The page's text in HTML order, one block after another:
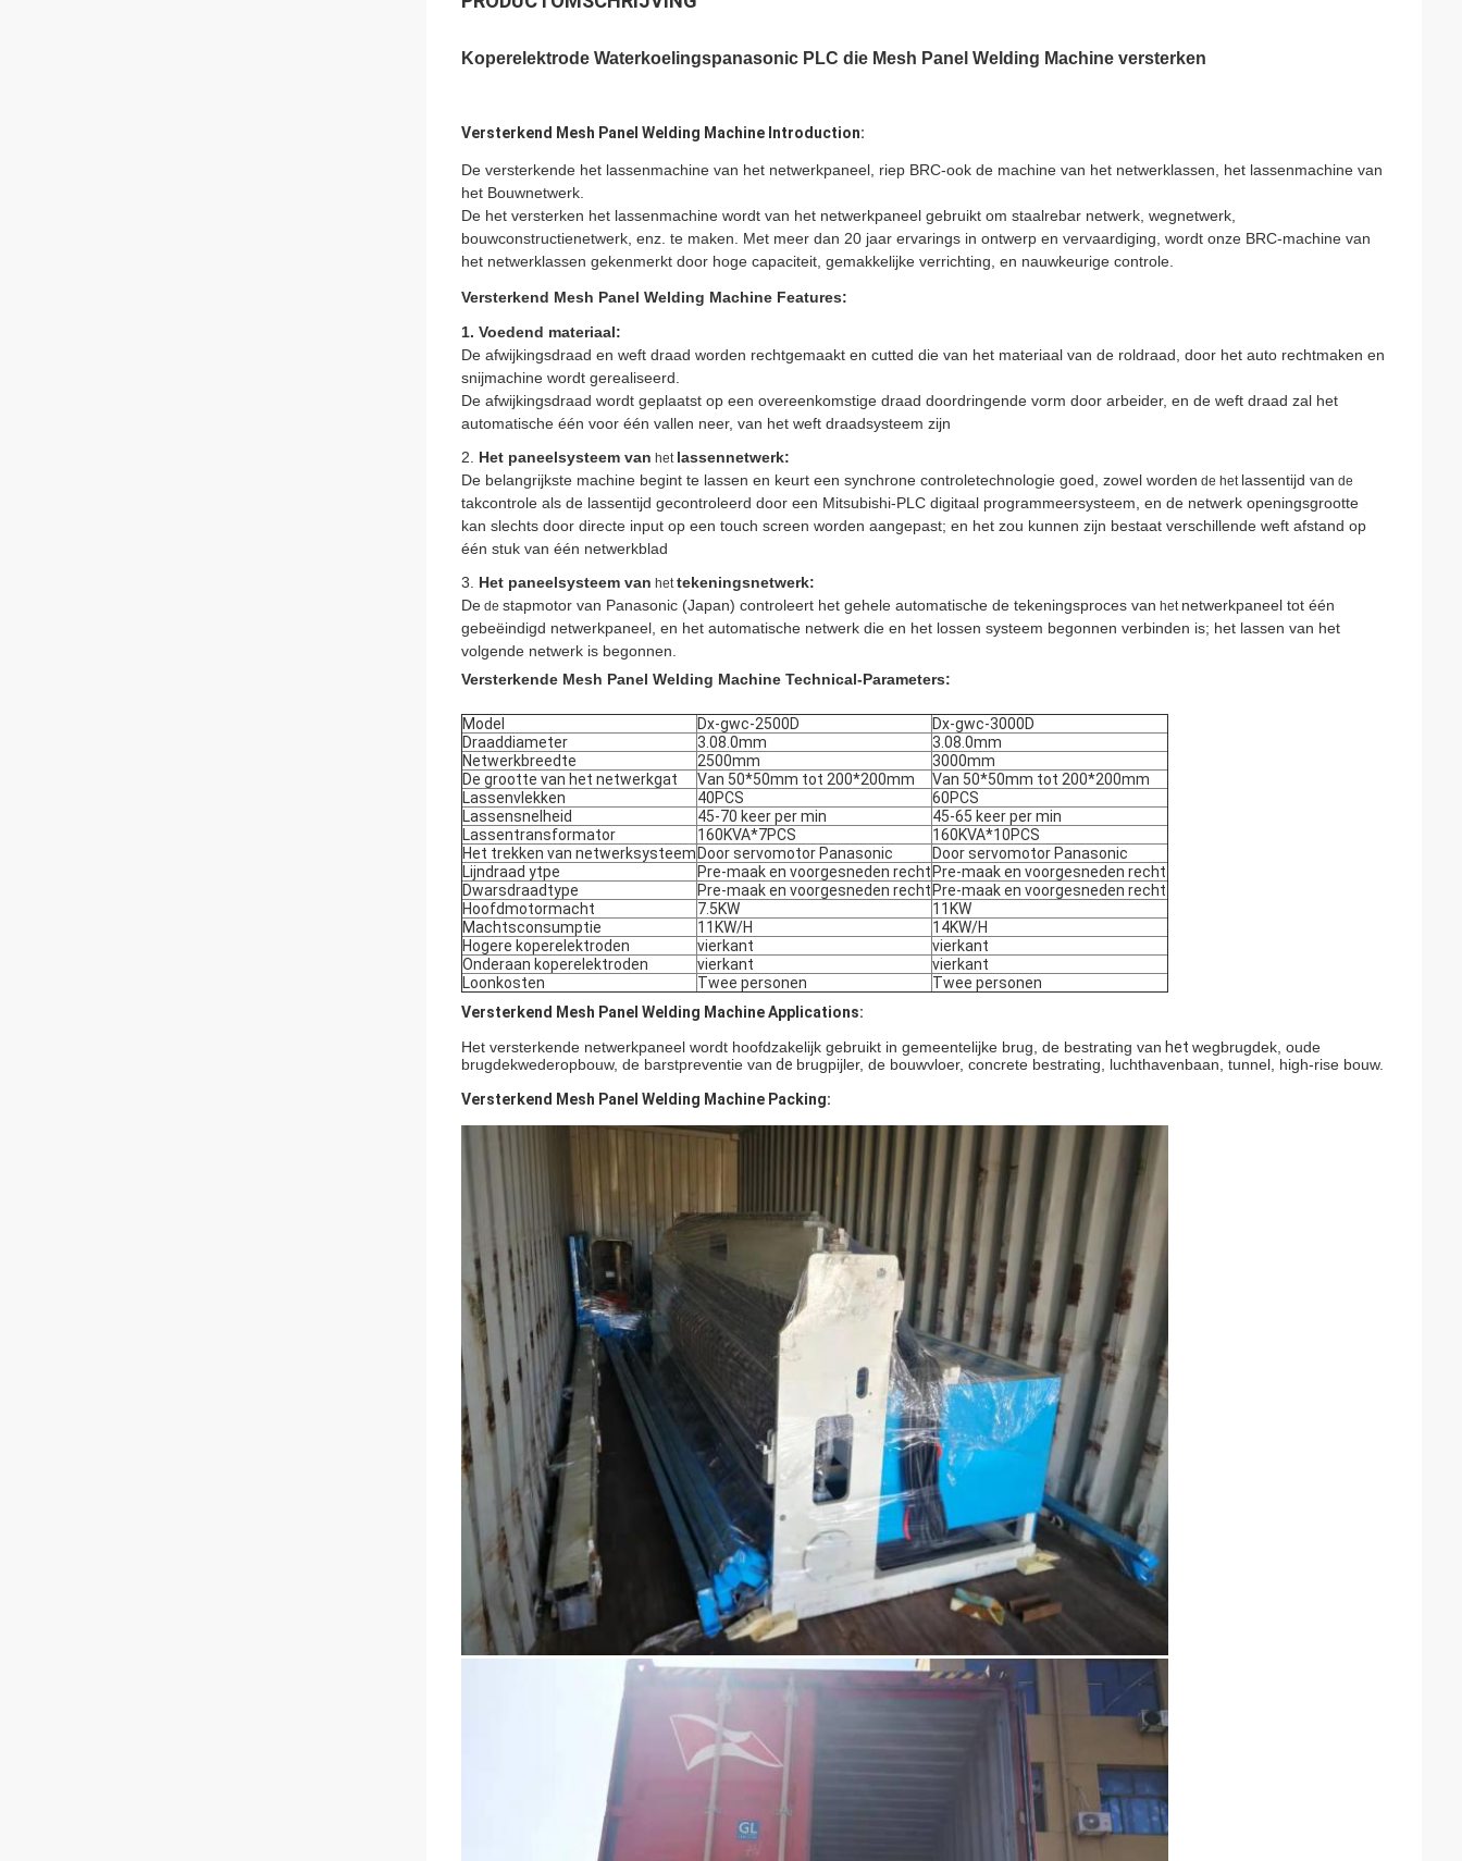
Koperelektrode Waterkoelingspanasonic PLC die Mesh Panel Welding Machine versterken
Versterkend Mesh Panel Welding Machine Introduction:
De versterkende het lassenmachine van het netwerkpaneel, riep BRC-ook de machine van het netwerklassen, het lassenmachine van
het Bouwnetwerk.
De het versterken het lassenmachine wordt van het netwerkpaneel gebruikt om staalrebar netwerk, wegnetwerk,
bouwconstructienetwerk, enz. te maken. Met meer dan 20 jaar ervarings in ontwerp en vervaardiging, wordt onze BRC-machine van
het netwerklassen gekenmerkt door hoge capaciteit, gemakkelijke verrichting, en nauwkeurige controle.
Versterkend Mesh Panel Welding Machine Features:
1. Voedend materiaal:
De afwijkingsdraad en weft draad worden rechtgemaakt en cutted die van het materiaal van de roldraad, door het auto rechtmaken en
snijmachine wordt gerealiseerd.
De afwijkingsdraad wordt geplaatst op een overeenkomstige draad doordringende vorm door arbeider, en de weft draad zal het
automatische één voor één vallen neer, van het weft draadsysteem zijn
2. Het paneelsysteem van het lassennetwerk:
De belangrijkste machine begint te lassen en keurt een synchrone controletechnologie goed, zowel worden de het lassentijd van de
takcontrole als de lassentijd gecontroleerd door een Mitsubishi-PLC digitaal programmeersysteem, en de netwerk openingsgrootte
kan slechts door directe input op een touch screen worden aangepast; en het zou kunnen zijn bestaat verschillende weft afstand op
één stuk van één netwerkblad
3. Het paneelsysteem van hettekeningsnetwerk:
De de stapmotor van Panasonic (Japan) controleert het gehele automatische de tekeningsproces van het netwerkpaneel tot één
gebeëindigd netwerkpaneel, en het automatische netwerk die en het lossen systeem begonnen verbinden is; het lassen van het
volgende netwerk is begonnen.
Versterkende Mesh Panel Welding Machine Technical-Parameters:
Model Dx-gwc-2500D
Dx-gwc-3000D
Draaddiameter
3.08.0mm
3.08.0mm
Netwerkbreedte
2500mm
3000mm
De grootte van het netwerkgat
Van 50*50mm tot 200*200mm
Van 50*50mm tot 200*200mm
Lassenvlekken
40PCS
60PCS
Lassensnelheid
45-70 keer per min
45-65 keer per min
Lassentransformator
160KVA*7PCS
160KVA*10PCS
Het trekken van netwerksysteem Door servomotor Panasonic
Door servomotor Panasonic
Lijndraad ytpe
Pre-maak en voorgesneden recht Pre-maak en voorgesneden recht
Dwarsdraadtype
Pre-maak en voorgesneden recht Pre-maak en voorgesneden recht
Hoofdmotormacht
7.5KW
11KW
Machtsconsumptie
11KW/H
14KW/H
Hogere koperelektroden
vierkant
vierkant
Onderaan koperelektroden
vierkant
vierkant
Loonkosten
Twee personen
Twee personen
Versterkend Mesh Panel Welding Machine Applications:
Het versterkende netwerkpaneel wordt hoofdzakelijk gebruikt in gemeentelijke brug, de bestrating van het wegbrugdek, oude
brugdekwederopbouw, de barstpreventie van de brugpijler, de bouwvloer, concrete bestrating, luchthavenbaan, tunnel, high-rise bouw.
Versterkend Mesh Panel Welding Machine Packing: